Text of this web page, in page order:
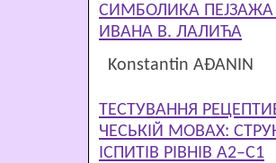
СИМБОЛИКА ПЕЈЗАЖА
ИВАНА В. ЛАЛИЋА
Konstantin AĐANIN
ТЕСТУВАННЯ
ЧЕСЬКІЙ МОВАХ:
ІСПИТІВ РІВНІВ A2–C1